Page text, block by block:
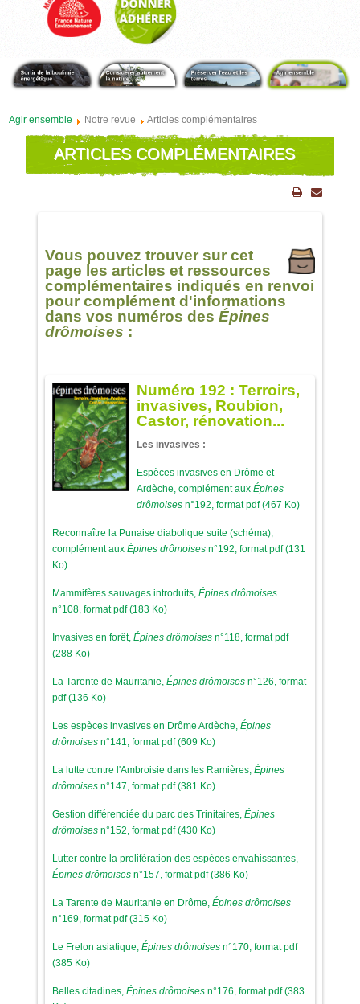
Agir ensemble Notre revue Articles complémentaires
ARTICLES COMPLÉMENTAIRES
Vous pouvez trouver sur cet
page les articles et ressources
complémentaires indiqués en renvoi
pour complément d'informations
dans vos numéros des Épines
drômoises :
Numéro 192 : Terroirs,
invasives, Roubion,
Castor, rénovation...
Les invasives :
Espèces invasives en Drôme et
Ardèche, complément aux Épines
drômoisesn°192, format pdf (467 Ko)
Reconnaître la Punaise diabolique suite (schéma),
complément aux Épines drômoisesn°192, format pdf (131
Ko)
Mammifères sauvages introduits, Épines drômoises
n°108, format pdf (183 Ko)
Invasives en forêt, Épines drômoisesn°118, format pdf
(288 Ko)
La Tarente de Mauritanie, Épines drômoisesn°126, format
pdf (136 Ko)
Les espèces invasives en Drôme Ardèche, Épines
drômoisesn°141, format pdf (609 Ko)
La lutte contre l'Ambroisie dans les Ramières, Épines
drômoisesn°147, format pdf (381 Ko)
Gestion différenciée du parc des Trinitaires, Épines
drômoisesn°152, format pdf (430 Ko)
Lutter contre la prolifération des espèces envahissantes,
Épines drômoisesn°157, format pdf (386 Ko)
La Tarente de Mauritanie en Drôme, Épines drômoises
n°169, format pdf (315 Ko)
Le Frelon asiatique, Épines drômoisesn°170, format pdf
(385 Ko)
Belles citadines, Épines drômoisesn°176, format pdf (383